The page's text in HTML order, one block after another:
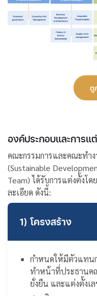
ดู
องค์ประกอบและการแ
คณะกรรมการและคณะทำ
(Sustainable
Team) ได้รับการแต่งตั้งโ
ละเอียด ดังนี้:
1) โครงสร้าง
กำหนดให้มีตัวแทน
ทำหน้าที่ประธานค
ยั่งยืน และแต่งตั้งเ